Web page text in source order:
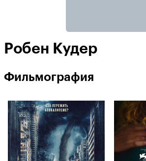
Робен Кудер
Фильмография